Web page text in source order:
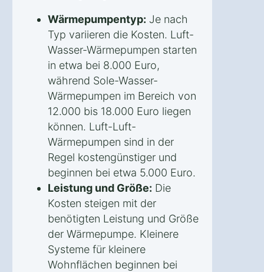
Wärmepumpentyp: Je nach
Typ variieren die Kosten. Luft-
Wasser-Wärmepumpen starten
in etwa bei 8.000 Euro,
während Sole-Wasser-
Wärmepumpen im Bereich von
12.000 bis 18.000 Euro liegen
können. Luft-Luft-
Wärmepumpen sind in der
Regel kostengünstiger und
beginnen bei etwa 5.000 Euro.
Leistung und Größe: Die
Kosten steigen mit der
benötigten Leistung und Größe
der Wärmepumpe. Kleinere
Systeme für kleinere
Wohnflächen beginnen bei